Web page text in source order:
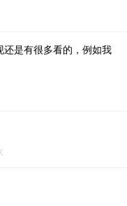
是有很多看的，例如我